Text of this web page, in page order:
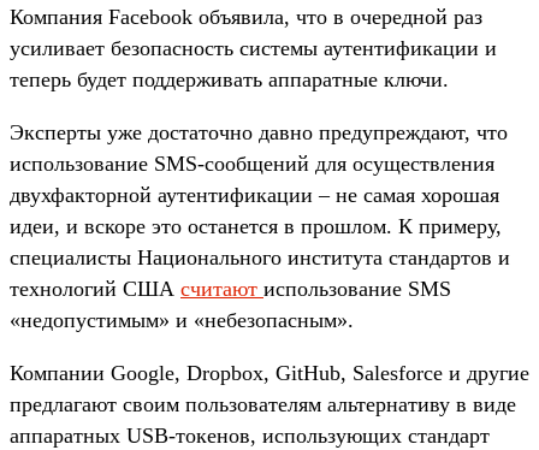
Компания Facebook объявила, что в очередной раз
усиливает безопасность системы аутентификации и
теперь будет поддерживать аппаратные ключи.
Эксперты уже достаточно давно предупреждают, что
использование SMS-сообщений для осуществления
двухфакторной аутентификации – не самая хорошая
идеи, и вскоре это останется в прошлом. К примеру,
специалисты Национального института стандартов и
технологий США считают использование SMS
«недопустимым» и «небезопасным».
Компании Google, Dropbox, GitHub, Salesforce и другие
предлагают своим пользователям альтернативу в виде
аппаратных USB-токенов, использующих стандарт